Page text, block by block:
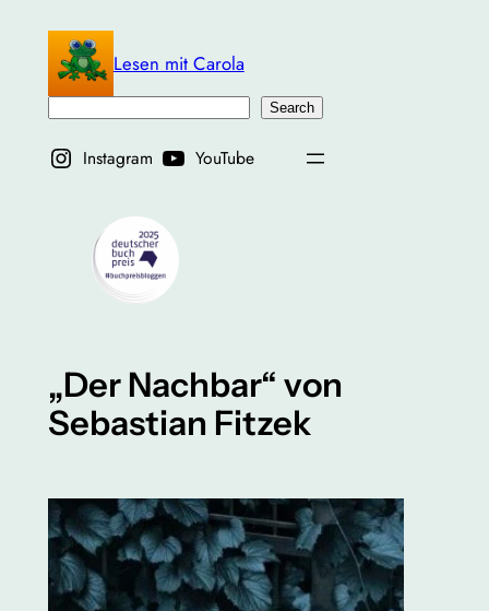
springen
Lesen mit Carola
Search
Instagram YouTube
„Der Nachbar“ von
Sebastian Fitzek